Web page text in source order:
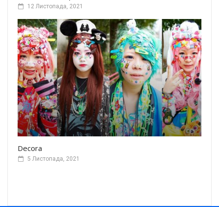
12 Листопада, 2021
Decora
5 Листопада, 2021